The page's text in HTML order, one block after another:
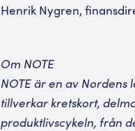
Henrik Nygren,
Om NOTE
NOTE är en av
tillverkar kretskort,
produktlivscykeln, från